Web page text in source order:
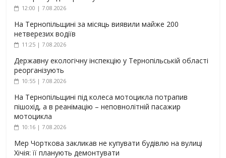
12:00 | 7.08.2026
На Тернопільщині за місяць виявили майже 200
нетверезих водіїв
11:25 | 7.08.2026
Державну екологічну інспекцію у Тернопільській області
реорганізують
10:55 | 7.08.2026
На Тернопільщині під колеса мотоцикла потрапив
пішохід, а в реанімацію – неповнолітній пасажир
мотоцикла
10:16 | 7.08.2026
Мер Чорткова закликав не купувати будівлю на вулиці
Хічія: її планують демонтувати